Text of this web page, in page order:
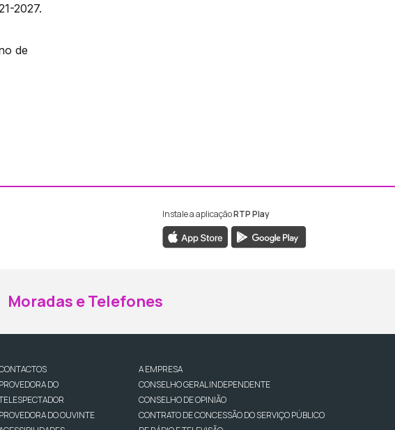
2027.
de
ao Facebook da RTP Madeira
ao Instagram da RTP Madeira
Instale a aplicaçãoRTP Play
Moradas e Telefones
PROVEDORA DO
PROVEDORA DO OUVINTE
A EMPRESA
CONSELHO GERAL INDEPENDENTE
CONSELHO DE OPINIÃO
CONTRATO DE CONCESSÃO DO SERVIÇO PÚBLICO